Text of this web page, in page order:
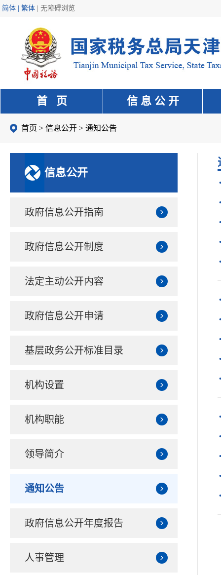
简体 | 繁体 无障碍浏览
首 页 信 息 公 开
首页 > 信息公开 > 通知公告
信息公开
政府信息公开指南
政府信息公开制度
法定主动公开内容
政府信息公开申请
基层政务公开标准目录
机构设置
机构职能
领导简介
通知公告
政府信息公开年度报告
人事管理